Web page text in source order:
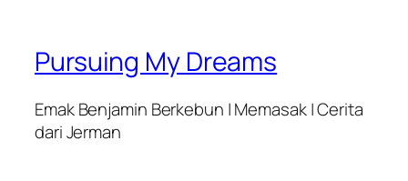
Pursuing My Dreams
Emak Benjamin Berkebun | Memasak | Cerita
dari Jerman